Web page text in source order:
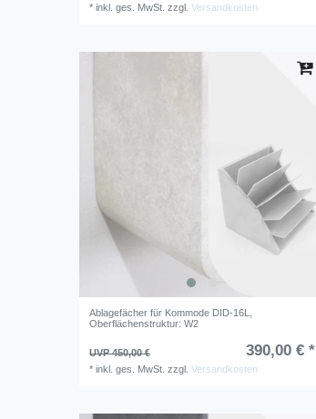
*inkl. ges. MwSt. zzgl.Versandkosten
Ablagefächer für Kommode DID-16L
Oberflächenstruktur: W2
UVP 450,00 € 390,00 € *
*inkl. ges. MwSt. zzgl.Versandkosten